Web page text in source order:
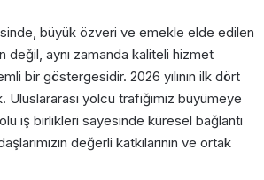
büyük özveri ve emekle elde edilen
değil, aynı zamanda kaliteli hizmet
bir göstergesidir. 2026 yılının ilk dört
Uluslararası yolcu trafiğimiz büyümeye
iş birlikleri sayesinde küresel bağlantı
değerli katkılarının ve ortak